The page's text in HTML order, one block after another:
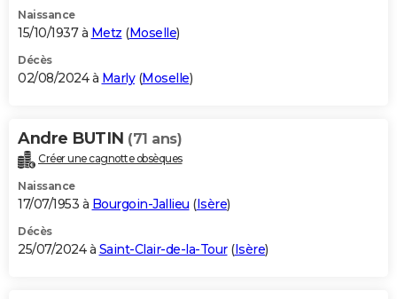
Naissance
15/10/1937 à Metz (Moselle)
Décès
02/08/2024 à Marly(Moselle)
Andre BUTIN (71 ans)
Créer une cagnotte obsèques
Naissance
17/07/1953 à Bourgoin-Jallieu (Isère)
Décès
25/07/2024 à Saint-Clair-de-la-Tour(Isère)